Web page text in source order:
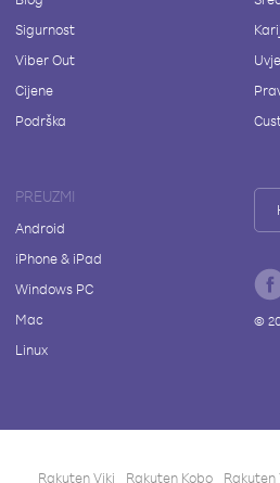
Sigurnost
Viber Out
Cijene
Podrška
PREUZMI
Android
iPhone & iPad
Windows PC
Mac
Linux
©
Rakuten Viki Rakuten Kobo Rakuten